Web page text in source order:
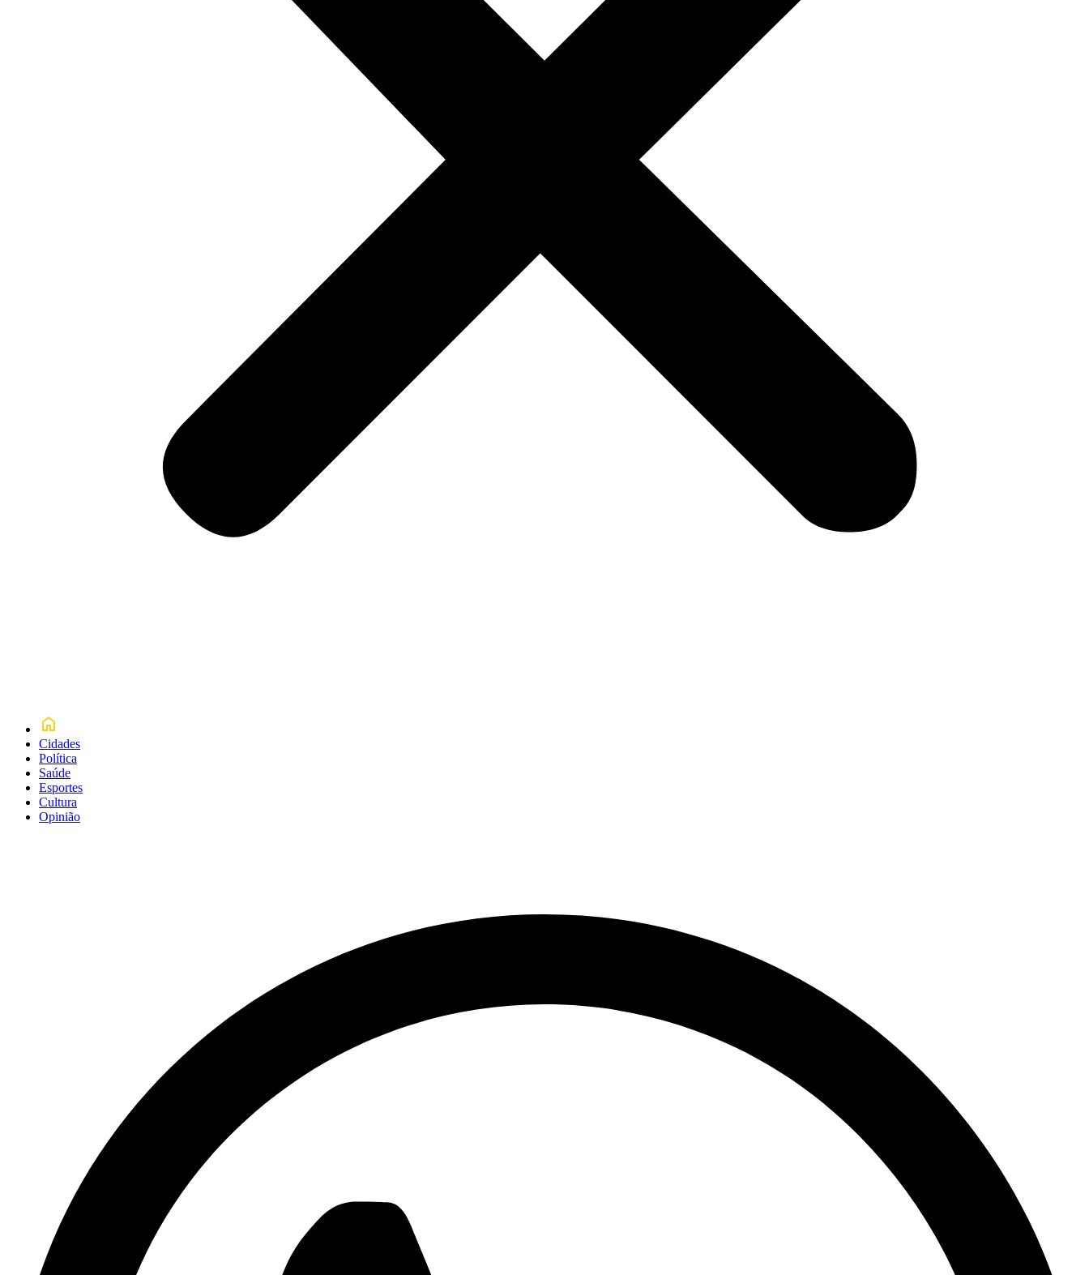
Cidades
Política
Saúde
Esportes
Cultura
Opinião